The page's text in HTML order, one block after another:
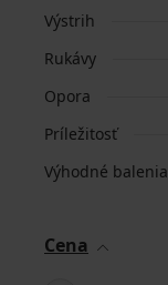
Výstrih
Rukávy
Opora
Príležitosť
Výhodné balenia
Cena